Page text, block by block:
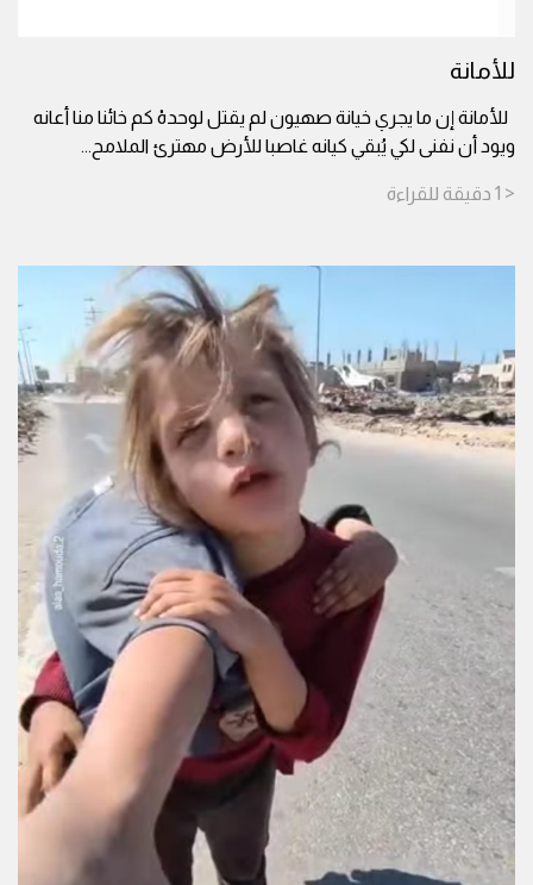
للأمانة
للأمانة إن ما يجري خيانة صهيون لم يقتل لوحدهْ كم خائنا منا أعانه
ويود أن نفنى لكي يُبقي كيانه غاصبا للأرض مهترئ الملامح...
< 1 دقيقة للقراءة